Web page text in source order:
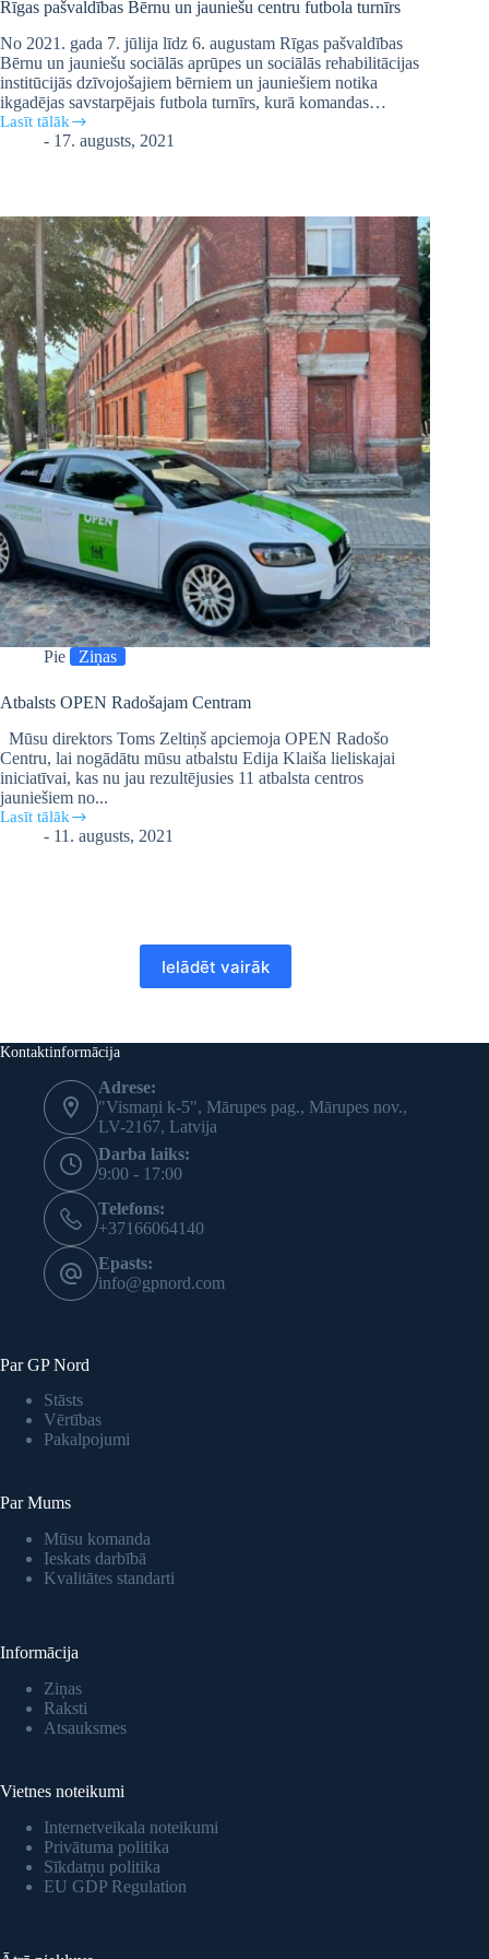
Rīgas pašvaldības Bērnu un jauniešu centru futbola turnīrs
No 2021. gada 7. jūlija līdz 6. augustam Rīgas pašvaldības
Bērnu un jauniešu sociālās aprūpes un sociālās rehabilitācijas
institūcijās dzīvojošajiem bērniem un jauniešiem notika
ikgadējas savstarpējais futbola turnīrs, kurā komandas…
Lasīt tālāk
Rīgas
pašvaldības
centru
futbola
turnīrs
- 17. augusts, 2021
Pie Ziņas
Atbalsts OPEN Radošajam Centram
Mūsu direktors Toms Zeltiņš apciemoja OPEN Radošo
Centru, lai nogādātu mūsu atbalstu Edija Klaiša lieliskajai
iniciatīvai, kas nu jau rezultējusies 11 atbalsta centros
jauniešiem no...
Lasīt tālāk
Atbalsts
- 11. augusts, 2021
Ielādēt vairāk
Kontaktinformācija
Adrese:
"Vismaņi k-5", Mārupes pag., Mārupes nov.,
LV-2167, Latvija
Darba laiks:
9:00 - 17:00
Telefons:
+37166064140
Epasts:
info@gpnord.com
Par GP Nord
Stāsts
Vērtības
Pakalpojumi
Par Mums
Mūsu komanda
Ieskats darbībā
Kvalitātes standarti
Informācija
Ziņas
Raksti
Atsauksmes
Vietnes noteikumi
Internetveikala noteikumi
Privātuma politika
Sīkdatņu politika
EU GDP Regulation